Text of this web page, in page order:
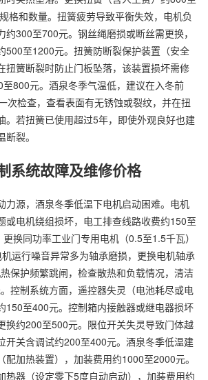
格和数量。扭簧疲劳导致平衡失效，电机负
300至700元。钢丝绳磨损或断丝需更换，
500至1200元。扭簧防断裂保护装置（安全
扭簧断裂时防止门板坠落，该装置损坏需修
800元。酒泉冬季气温低，建议在入冬前
次检查，查看表面有无锈蚀或裂纹，并在扭
。若扭簧已使用超过5年，即使外观良好也建
裂。
系统故障及维修价格
力源，酒泉冬季低温下电机启动困难。电机
或电机绕组损坏，电工排查线路收费约150至
换同功率工业门专用电机（0.5至1.5千瓦）
运行噪音异常多为轴承磨损，更换电机轴承
保护频繁跳闸，检查散热和负载情况，清洁
控制系统方面，遥控器失灵（电池耗尽或电
150至400元。控制箱内接触器或继电器损坏
换约200至500元。限位开关失灵导致门体越
开关含调试约200至400元。酒泉冬季低温建
配加热装置），加装费用约1000至2000元。
热器（设定零下5度自动启动），加装费用约